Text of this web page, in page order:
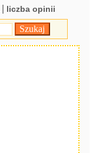
liczba opinii